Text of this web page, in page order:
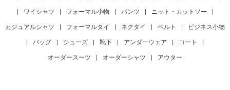
ワイシャツ フォーマル小物 パンツ ニット・カットソー
カジュアルシャツ フォーマルタイ ネクタイ ベルト ビジネス小物
バッグ シューズ 靴下 アンダーウェア コート
オーダースーツ オーダーシャツ アウター